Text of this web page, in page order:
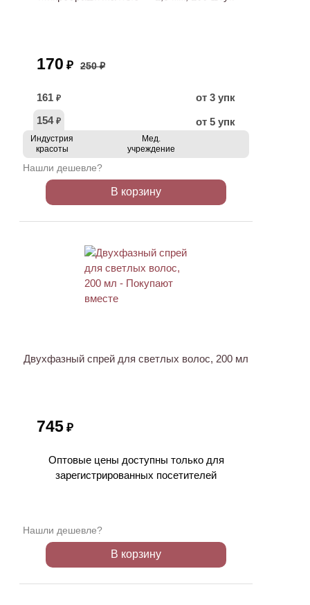
170 ₽ 250 ₽
161 ₽
от 3 упк
154 ₽ от 5 упк
Индустрия
красоты
Мед.
учреждение
Нашли дешевле?
В корзину
Двухфазный спрей для светлых волос, 200 мл
745 ₽
Оптовые цены доступны только для
зарегистрированных посетителей
Нашли дешевле?
В корзину